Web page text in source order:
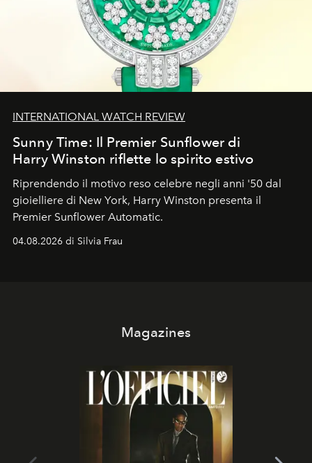
INTERNATIONAL WATCH REVIEW
Sunny Time: Il Premier Sunflower di
Harry Winston riflette lo spirito estivo
Riprendendo il motivo reso celebre negli anni '50 dal
gioielliere di New York, Harry Winston presenta il
Premier Sunflower Automatic.
04.08.2026 di Silvia Frau
Magazines